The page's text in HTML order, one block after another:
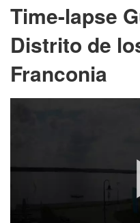
Time-lapse
Distrito de
Franconia